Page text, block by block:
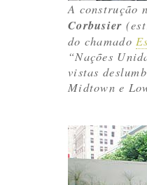
A construção
Corbusier
do chamado
“Nações
vistas
Midtown e